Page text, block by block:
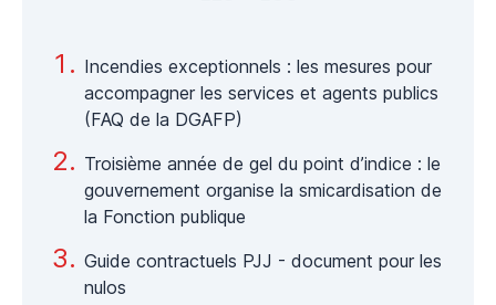
Incendies exceptionnels : les mesures pour
accompagner les services et agents publics
(FAQ de la DGAFP)
Troisième année de gel du point d’indice : le
gouvernement organise la smicardisation de
la Fonction publique
Guide contractuels PJJ - document pour les
nulos